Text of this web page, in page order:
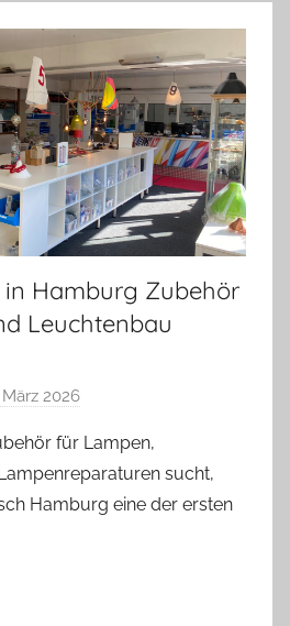
Hamburg Zubehör
Leuchtenbau
März 2026
n
A
n
für Lampen,
sucht,
Hamburg eine der ersten